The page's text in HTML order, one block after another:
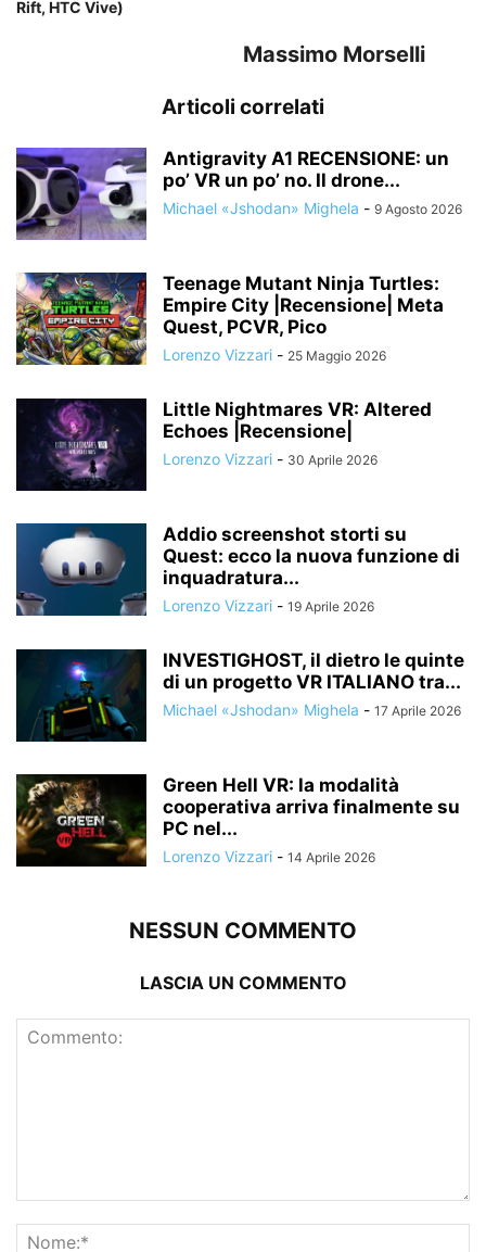
Rift, HTC Vive)
Massimo Morselli
Articoli correlati
Antigravity A1 RECENSIONE: un
po’ VR un po’ no. Il drone...
Michael «Jshodan» Mighela - 9 Agosto 2026
Teenage Mutant Ninja Turtles:
Empire City |Recensione| Meta
Quest, PCVR, Pico
Lorenzo Vizzari - 25 Maggio 2026
Little Nightmares VR: Altered
Echoes |Recensione|
Lorenzo Vizzari - 30 Aprile 2026
Addio screenshot storti su
Quest: ecco la nuova funzione di
inquadratura...
Lorenzo Vizzari - 19 Aprile 2026
INVESTIGHOST, il dietro le quinte
di un progetto VR ITALIANO tra...
Michael «Jshodan» Mighela - 17 Aprile 2026
Green Hell VR: la modalità
cooperativa arriva finalmente su
PC nel...
Lorenzo Vizzari - 14 Aprile 2026
NESSUN COMMENTO
LASCIA UN COMMENTO